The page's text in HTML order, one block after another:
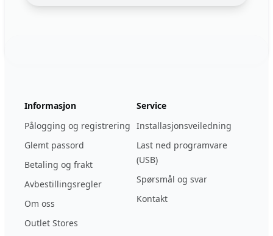
Informasjon
Pålogging og registrering
Glemt passord
Betaling og frakt
Avbestillingsregler
Om oss
Outlet Stores
Service
Installasjonsveiledning
Last ned programvare
(USB)
Spørsmål og svar
Kontakt